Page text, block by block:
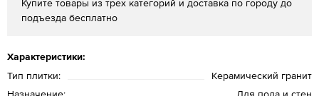
Купите товары из трех категорий и доставка по городу до
подъезда бесплатно
Характеристики:
Тип плитки:
Керамический гранит
Назначение:
Для пола и стен